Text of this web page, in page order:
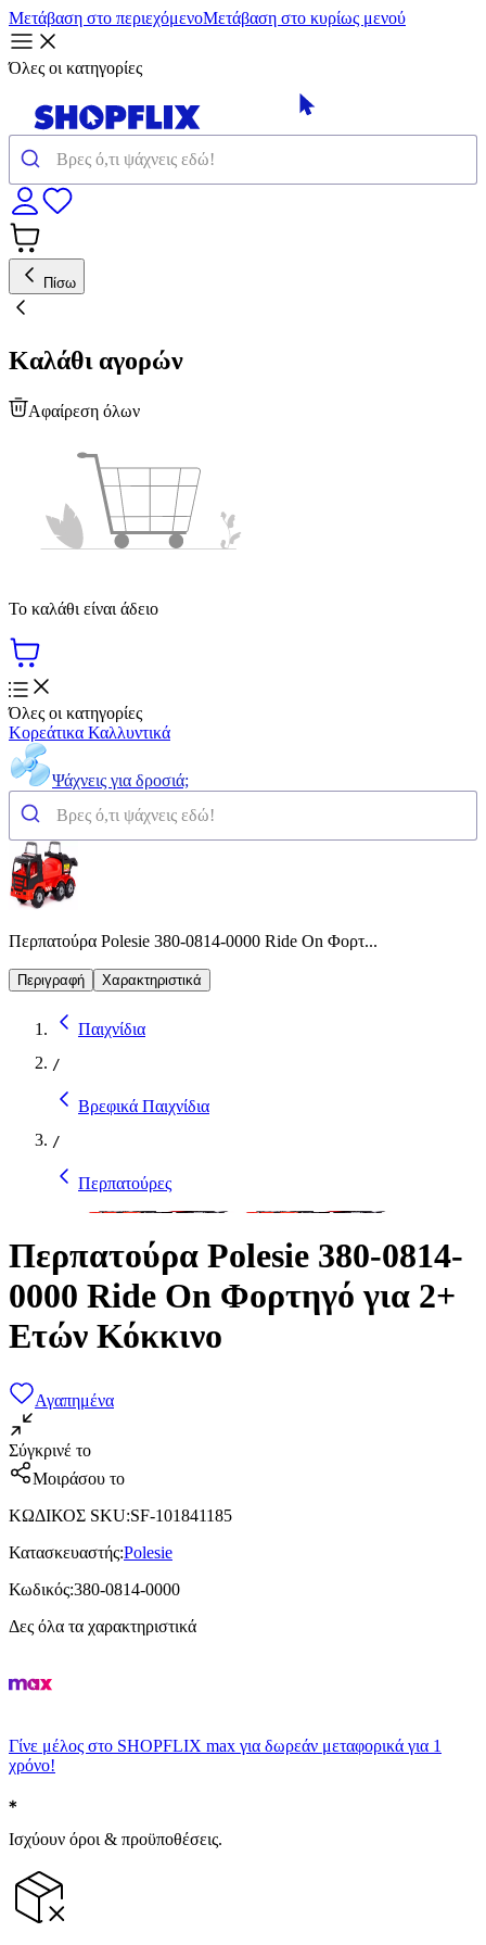
Μετάβαση στο περιεχόμενοΜετάβαση στο κυρίως μενού
Όλες οι κατηγορίες
Πίσω
Καλάθι αγορών
Αφαίρεση όλων
Το καλάθι είναι άδειο
Όλες οι κατηγορίες
Κορεάτικα Καλλυντικά
Ψάχνεις για δροσιά;
Περπατούρα Polesie 380-0814-0000 Ride On Φορτ...
Περιγραφή Χαρακτηριστικά
Παιχνίδια
/
Βρεφικά Παιχνίδια
/
Περπατούρες
Περπατούρα Polesie 380-0814-
0000 Ride On Φορτηγό για 2+
Ετών Κόκκινο
Αγαπημένα
Σύγκρινέ το
Μοιράσου το
ΚΩΔΙΚΟΣ SKU:SF-101841185
Κατασκευαστής:Polesie
Κωδικός:380-0814-0000
Δες όλα τα χαρακτηριστικά
Γίνε μέλος στο SHOPFLIX max για δωρεάν μεταφορικά για 1
χρόνο!
Ισχύουν όροι & προϋποθέσεις.